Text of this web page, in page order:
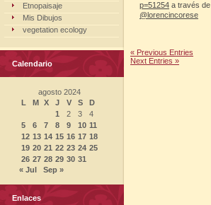
Etnopaisaje
Mis Dibujos
vegetation ecology
Calendario
agosto 2024
L
M X J V S
D
1
2 3
4
5
6 7 8 9 10 11
12 13 14 15 16 17 18
19 20 21 22 23 24 25
26 27 28 29 30 31
« Jul
Sep »
Enlaces
p=51254 a través de
@lorencincorese
« Previous Entries
Next Entries »